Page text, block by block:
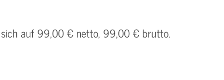
sich auf 99,00 € netto, 99,00 € brutto.